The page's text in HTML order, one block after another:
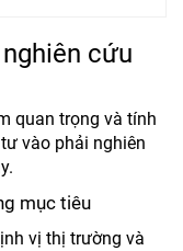
cứu
quan trọng và tính
vào phải nghiên
mục tiêu
vị thị trường và